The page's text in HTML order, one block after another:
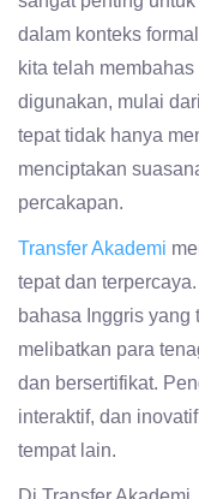
dalam konteks
kita telah
digunakan, mulai
tepat tidak hanya
menciptakan
percakapan.
Transfer Akademi
tepat dan
bahasa Inggris yang
melibatkan para
dan bersertifikat.
interaktif, dan
tempat lain.